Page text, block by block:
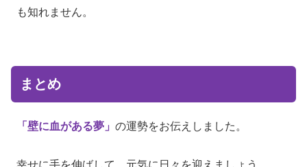
も知れません。
まとめ
「壁に血がある夢」 の運勢をお伝えしました。